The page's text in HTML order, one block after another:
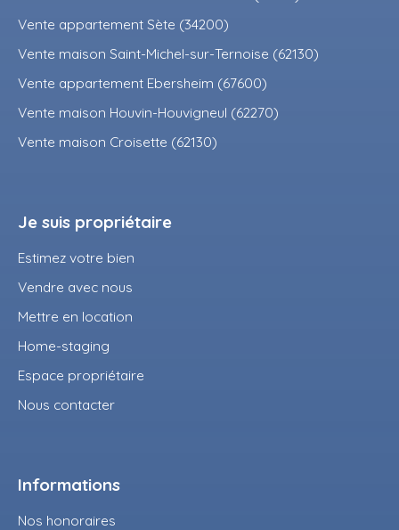
Vente appartement Sète (34200)
Vente maison Saint-Michel-sur-Ternoise (62130)
Vente appartement Ebersheim (67600)
Vente maison Houvin-Houvigneul (62270)
Vente maison Croisette (62130)
Je suis propriétaire
Estimez votre bien
Vendre avec nous
Mettre en location
Home-staging
Espace propriétaire
Nous contacter
Informations
Nos honoraires